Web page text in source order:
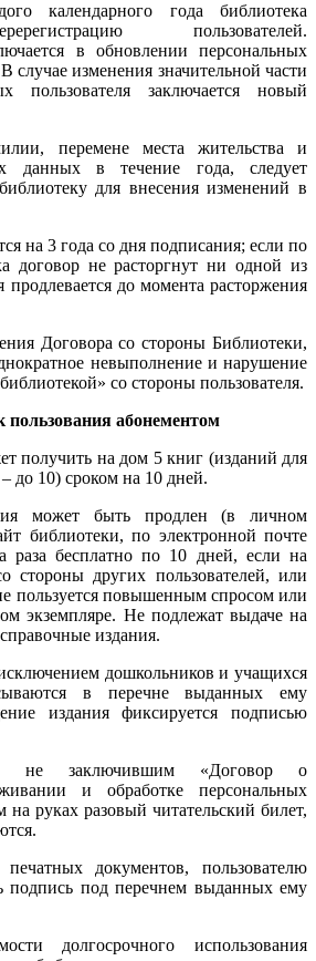
календарного года библиотека
пользователей.
в обновлении персональных
случае изменения значительной части
пользователя заключается новый
перемене места жительства и
данных в течение года, следует
для внесения изменений в
на 3 года со дня подписания; если по
договор не расторгнут ни одной из
продлевается до момента расторжения
Договора со стороны Библиотеки,
невыполнение и нарушение
со стороны пользователя.
пользования абонементом
получить на дом 5 книг (изданий для
до 10) сроком на 10 дней.
может быть продлен (в личном
библиотеки, по электронной почте
раза бесплатно по 10 дней, если на
стороны других пользователей, или
пользуется повышенным спросом или
экземпляре. Не подлежат выдаче на
издания.
дошкольников и учащихся
в перечне выданных ему
издания фиксируется подписью
не заключившим «Договор о
и обработке персональных
руках разовый читательский билет,
документов, пользователю
подпись под перечнем выданных ему
долгосрочного использования